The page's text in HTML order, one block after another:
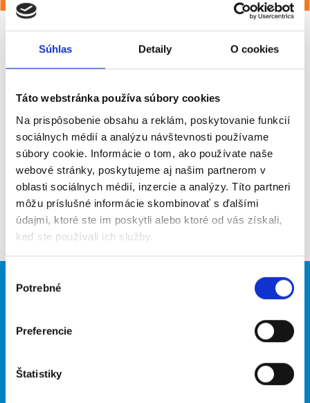
Súhlas Detaily O cookies
Táto webstránka používa súbory cookies
Na prispôsobenie obsahu a reklám, poskytovanie funkcií
sociálnych médií a analýzu návštevnosti používame
súbory cookie. Informácie o tom, ako používate naše
webové stránky, poskytujeme aj našim partnerom v
oblasti sociálnych médií, inzercie a analýzy. Títo partneri
môžu príslušné informácie skombinovať s ďalšími
údajmi, ktoré ste im poskytli alebo ktoré od vás získali,
keď ste používali ich služby.
súhlasu
Potrebné
Preferencie
Štatistiky
Poslať na email
Upozorniť na inzerát
Pridať do obľúbených
Späť
Brigádnici
Hľadané brigády
O portáli Naše ďalšie projekty